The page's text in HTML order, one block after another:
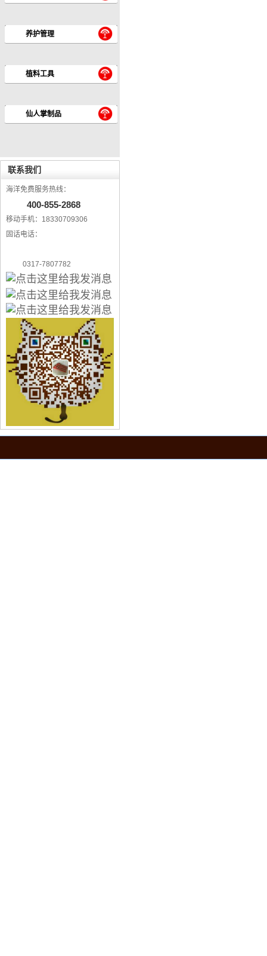
养护管理
植料工具
仙人掌制品
联系我们
海洋免费服务热线：
400-855-2868
移动手机：18330709306
固话电话：
0317-7807782